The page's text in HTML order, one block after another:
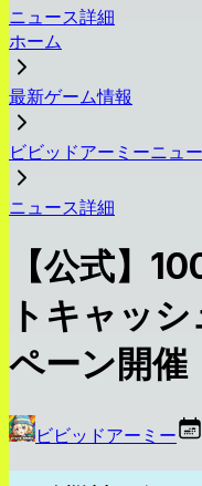
ニュース詳細
ホーム
最新ゲーム情報
ビビッドアーミーニュ
ニュース詳細
【公式】
トキャッ
ペーン開催
ビビッドアーミー